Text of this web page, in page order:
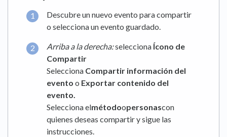
Descubre un nuevo evento para compartir
o selecciona un evento guardado.
Arriba a la derecha:selecciona Ícono de
Compartir
Selecciona Compartir información del
evento o Exportar contenido del
evento.
Selecciona elmétodoopersonascon
quienes deseas compartir y sigue las
instrucciones.